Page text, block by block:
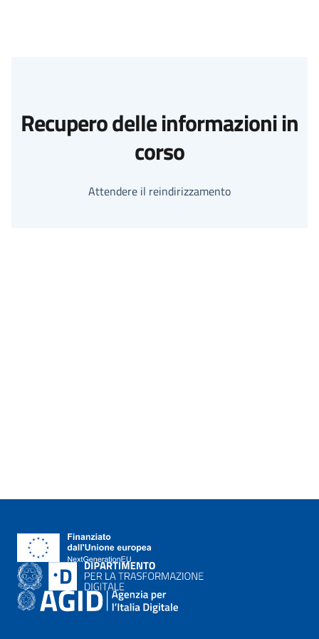
Recupero delle informazioni in
corso
Attendere il reindirizzamento